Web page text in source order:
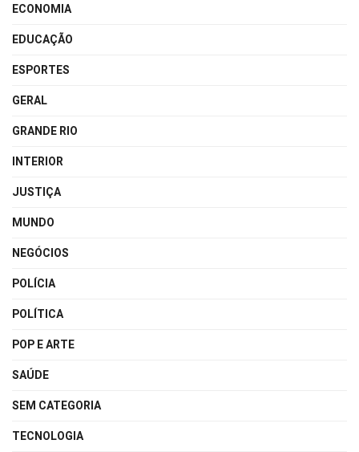
ECONOMIA
EDUCAÇÃO
ESPORTES
GERAL
GRANDE RIO
INTERIOR
JUSTIÇA
MUNDO
NEGÓCIOS
POLÍCIA
POLÍTICA
POP E ARTE
SAÚDE
SEM CATEGORIA
TECNOLOGIA